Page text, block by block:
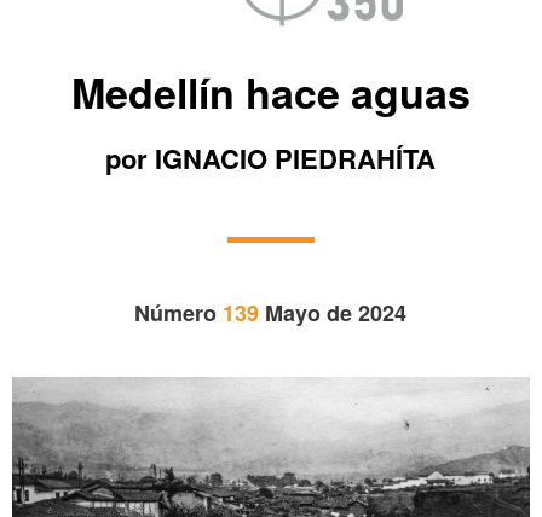
Medellín hace aguas
por IGNACIO PIEDRAHÍTA
Número 139 Mayo de 2024